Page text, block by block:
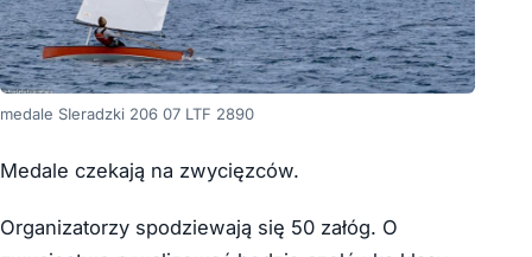
medale SIeradzki 206 07 LTF 2890
Medale czekają na zwycięzców.
Organizatorzy spodziewają się 50 załóg. O